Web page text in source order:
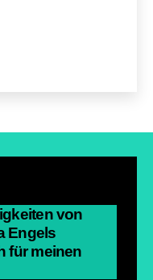
von
Engels
für meinen